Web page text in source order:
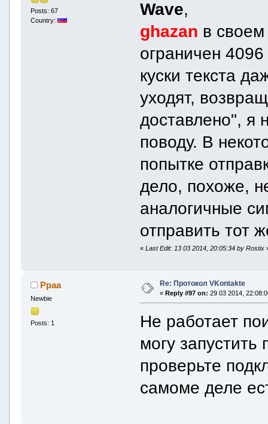
Posts: 67
Country:
Wave,
ghazan в
ограничен
куски текста
уходят,
доставлено", я
поводу. В
попытке
дело, похоже,
аналогичные
отправить тот
«Last Edit: 13 03 2014, 20:05:34 by Rostix
Ppaa
Newbie
Posts: 1
Re: Протокол VKontakte
« Reply #97 on: 29 03 2014,
Не работает
могу
проверьте
самоме деле